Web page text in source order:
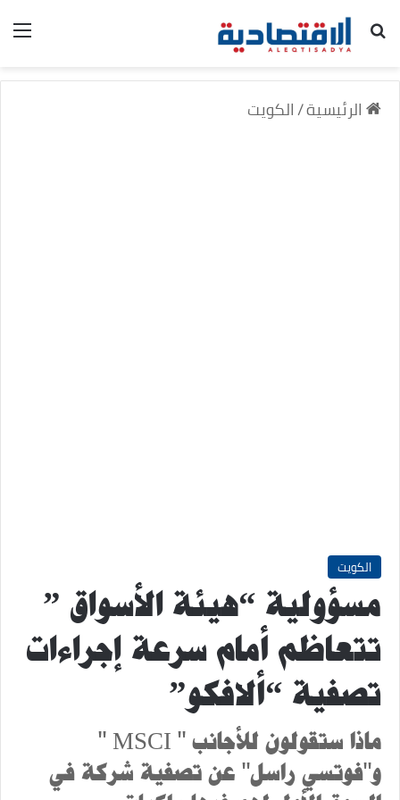
بحث عن
الرئيسية/الكويت
الكويت
مسؤولية “هيئة الأسواق ”
تتعاظم أمام سرعة إجراءات
تصفية “ألافكو”
ماذا ستقولون للأجانب " MSCI "
و"فوتسي راسل" عن تصفية شركة في